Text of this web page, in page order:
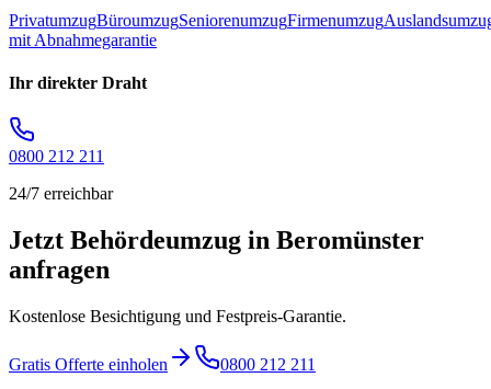
PrivatumzugBüroumzugSeniorenumzugFirmenumzug
mit Abnahmegarantie
Ihr direkter Draht
0800 212 211
24/7 erreichbar
Jetzt Behördeumzug in Beromünster
anfragen
Kostenlose Besichtigung und Festpreis-Garantie.
Gratis Offerte einholen 0800 212 211